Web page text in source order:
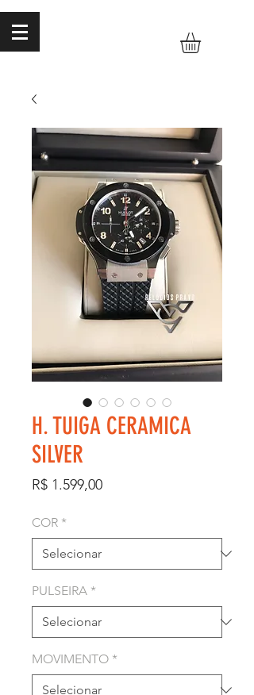
H. TUIGA CERAMICA
SILVER
R$ 1.599,00Preço
COR *
PULSEIRA *
MOVIMENTO *